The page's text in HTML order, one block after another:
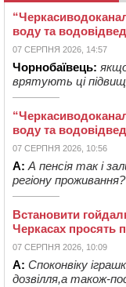
воду та
07 СЕРПНЯ 2026, 14:57
Чорнобаївець:
врятують ці
воду та
07 СЕРПНЯ 2026, 10:56
А: А пенсія так і
регіону проживання?
Встановити
Черкасах просять
07 СЕРПНЯ 2026, 10:09
А: Споконвіку
дозвілля,а також-